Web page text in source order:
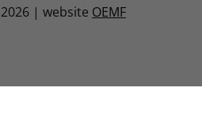
| website OEMF